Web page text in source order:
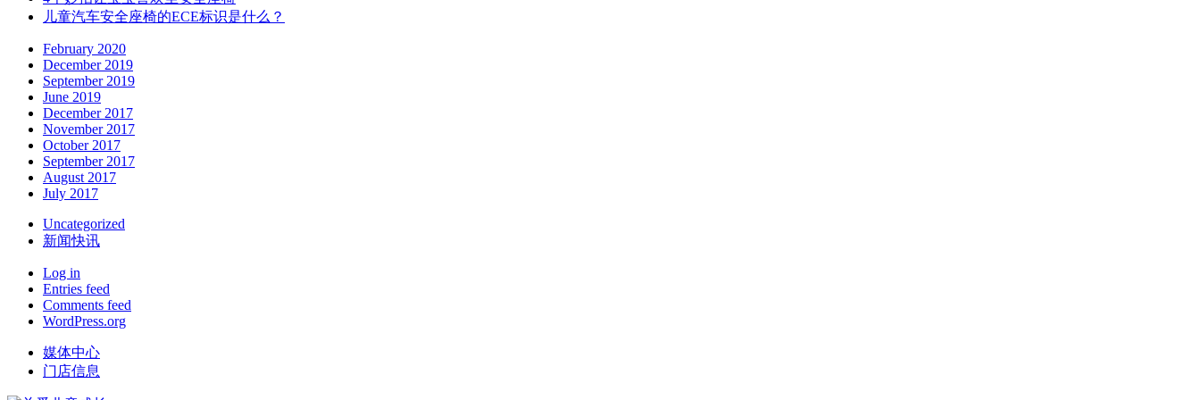
儿童汽车安全座椅的ECE标识是什么？
February 2020
December 2019
September 2019
June 2019
December 2017
November 2017
October 2017
September 2017
August 2017
July 2017
Uncategorized
新闻快讯
Log in
Entries feed
Comments feed
WordPress.org
媒体中心
门店信息